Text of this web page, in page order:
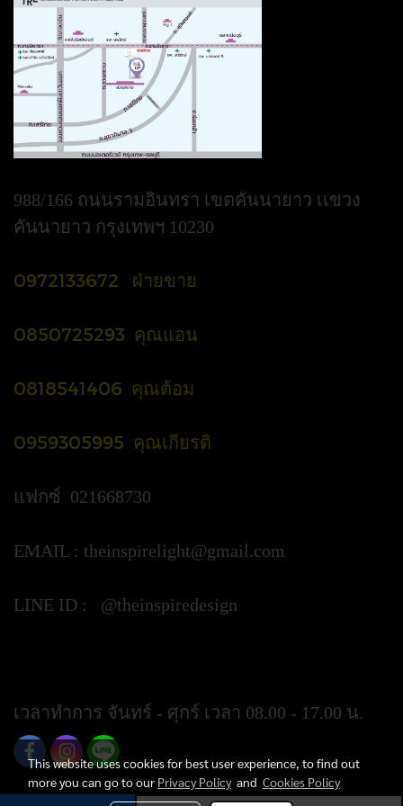
988/166 ถนนรามอินทรา เขตคันนายาว เเขวง
คันนายาว กรุงเทพฯ 10230
0972133672 ฝ่ายขาย
0850725293 คุณแอน
0818541406 คุณต้อม
0959305995 คุณเกียรติ
แฟกซ์ 021668730
EMAIL : theinspirelight@gmail.com
LINE ID : @theinspiredesign
เวลาทำการ จันทร์ - ศุกร์ เวลา 08.00 - 17.00 น.
This website uses cookies for best user experience, to find out
more you can go to our Privacy Policyand Cookies Policy